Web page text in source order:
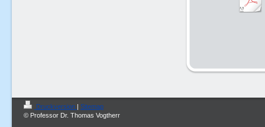
Druckversion | Sitemap
© Professor Dr. Thomas Vogtherr